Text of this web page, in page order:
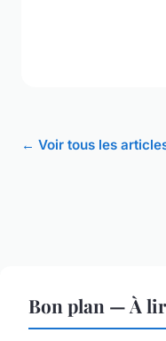
← Voir tous les
Bon plan — À